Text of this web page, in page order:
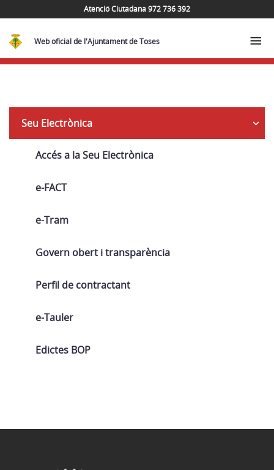
Atenció Ciutadana 972 736 392
Web oficial de l'Ajuntament de Toses
Navega
Seu Electrònica
Accés a la Seu Electrònica
e-FACT
e-Tram
Govern obert i transparència
Perfil de contractant
e-Tauler
Edictes BOP